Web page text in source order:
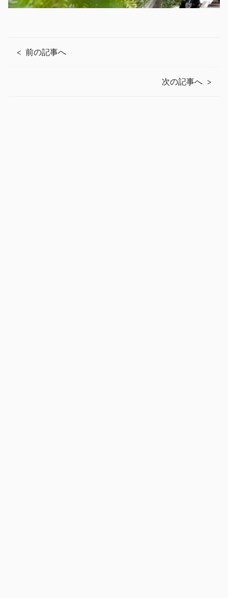
前の記事へ
次の記事へ